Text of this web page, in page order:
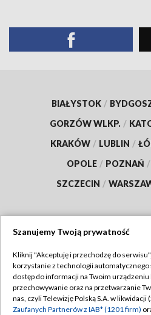
BIAŁYSTOK /
GORZÓW WLKP. /
KRAKÓW / LUBLIN /
OPOLE / POZNAŃ /
SZCZECIN /
TVP
Abonament TVP
Emisja w TVP
Polityka
Szanujemy Twoją prywatność
Kliknij "Akceptuję i przechodzę do
korzystanie z technologii automatycznego
dostęp do informacji na Twoim
przechowywanie oraz na przetwarzanie
nas, czyli Telewizję Polską S.A. w likwidacji
Zaufanych Partnerów z IAB* (1201 firm)